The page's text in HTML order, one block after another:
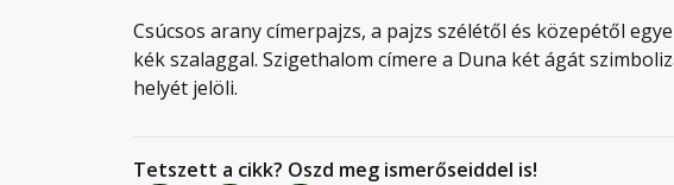
Csúcsos arany címerpajzs, a pajzs szélétől és közepétől
kék szalaggal. Szigethalom címere a Duna két ágát
helyét jelöli.
Tetszett a cikk? Oszd meg ismerőseiddel is!